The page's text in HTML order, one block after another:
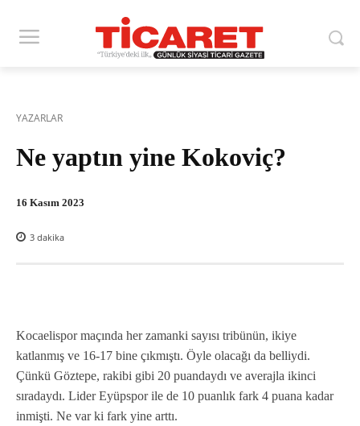
YAZARLAR
Ne yaptın yine Kokoviç?
16 Kasım 2023
3 dakika
Kocaelispor maçında her zamanki sayısı tribünün, ikiye
katlanmış ve 16-17 bine çıkmıştı. Öyle olacağı da belliydi.
Çünkü Göztepe, rakibi gibi 20 puandaydı ve averajla ikinci
sıradaydı. Lider Eyüpspor ile de 10 puanlık fark 4 puana kadar
inmişti. Ne var ki fark yine arttı.